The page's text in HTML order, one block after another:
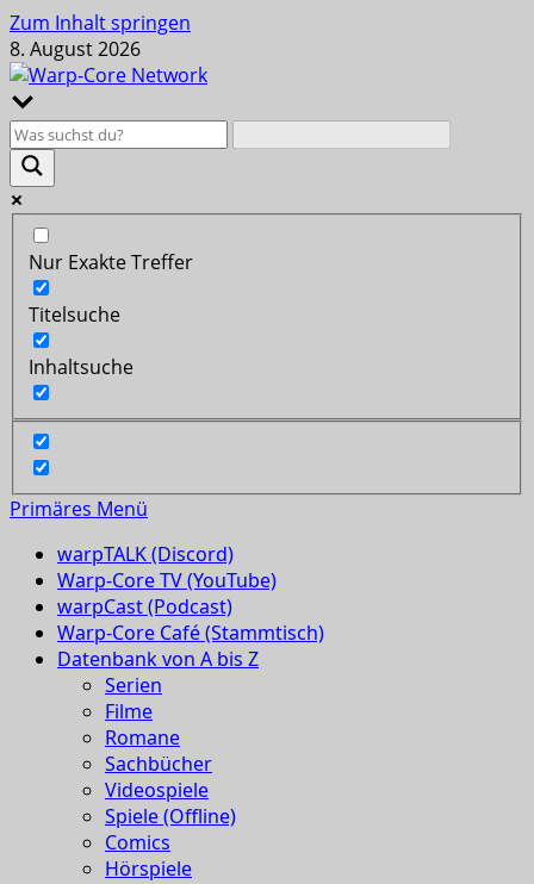
Zum Inhalt springen
8. August 2026
Nur Exakte Treffer
Titelsuche
Inhaltsuche
Primäres Menü
warpTALK (Discord)
Warp-Core TV (YouTube)
warpCast (Podcast)
Warp-Core Café (Stammtisch)
Datenbank von A bis Z
Serien
Filme
Romane
Sachbücher
Videospiele
Spiele (Offline)
Comics
Hörspiele